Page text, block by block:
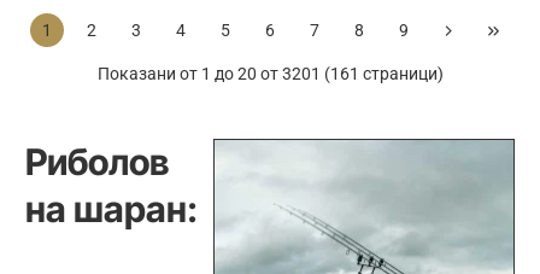
Риболов
на шаран:
Re-
Rig
1 2 3 4 5 6 7 8 9
Показани от 1 до 20 от 3201 (161 страници)